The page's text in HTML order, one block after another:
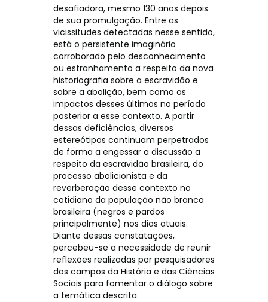
desafiadora, mesmo 130 anos depois
de sua promulgação. Entre as
vicissitudes detectadas nesse sentido,
está o persistente imaginário
corroborado pelo desconhecimento
ou estranhamento a respeito da nova
historiografia sobre a escravidão e
sobre a abolição, bem como os
impactos desses últimos no período
posterior a esse contexto. A partir
dessas deficiências, diversos
estereótipos continuam perpetrados
de forma a engessar a discussão a
respeito da escravidão brasileira, do
processo abolicionista e da
reverberação desse contexto no
cotidiano da população não branca
brasileira (negros e pardos
principalmente) nos dias atuais.
Diante dessas constatações,
percebeu-se a necessidade de reunir
reflexões realizadas por pesquisadores
dos campos da História e das Ciências
Sociais para fomentar o diálogo sobre
a temática descrita.